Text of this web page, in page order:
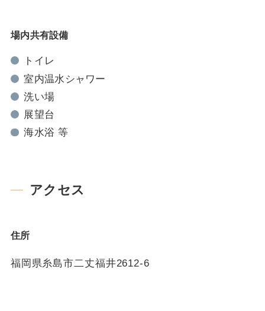
場内共有設備
トイレ
室内温水シャワー
洗い場
展望台
海水浴 等
アクセス
住所
福岡県糸島市二丈福井2612-6